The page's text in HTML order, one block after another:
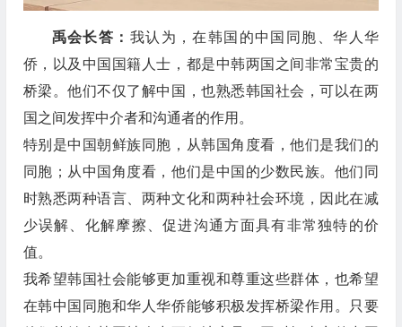
禹会长答： 我认为，在韩国的中国同胞、华人华
侨，以及中国国籍人士，都是中韩两国之间非常宝贵的
桥梁。他们不仅了解中国，也熟悉韩国社会，可以在两
国之间发挥中介者和沟通者的作用。
特别是中国朝鲜族同胞，从韩国角度看，他们是我们的
同胞；从中国角度看，他们是中国的少数民族。他们同
时熟悉两种语言、两种文化和两种社会环境，因此在减
少误解、化解摩擦、促进沟通方面具有非常独特的价
值。
我希望韩国社会能够更加重视和尊重这些群体，也希望
在韩中国同胞和华人华侨能够积极发挥桥梁作用。只要